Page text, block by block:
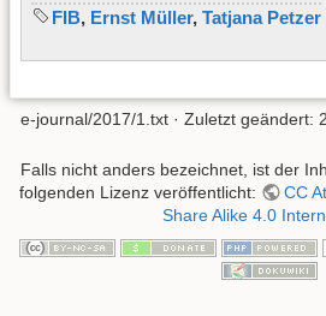
FIB, Ernst Müller, Tatjana Petzer
e-journal/2017/1.txt · Zuletzt geändert:
Falls nicht anders bezeichnet, ist der
folgenden Lizenz veröffentlicht:
CC
Share Alike 4.0